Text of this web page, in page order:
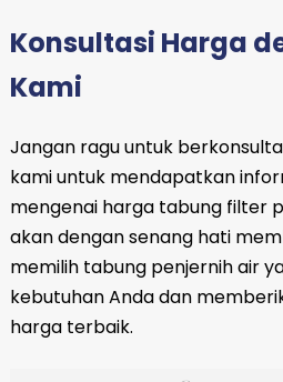
Konsultasi Harga
Kami
Jangan ragu untuk
kami untuk mendapatkan
mengenai harga tabung filter
akan dengan senang hati
memilih tabung penjernih air
kebutuhan Anda dan
harga terbaik.